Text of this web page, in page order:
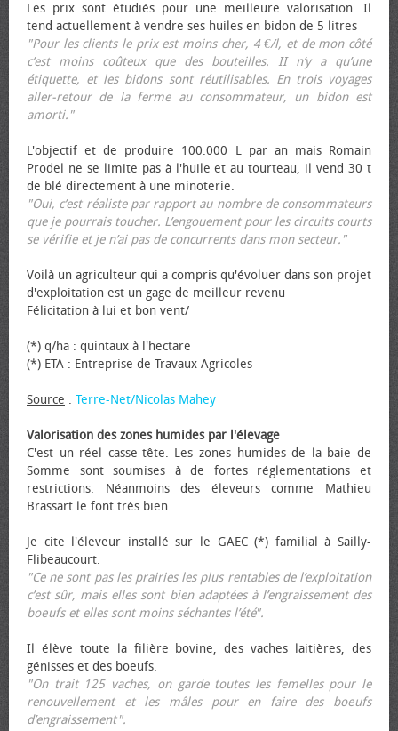
Les prix sont étudiés pour une meilleure valorisation. Il
tend actuellement à vendre ses huiles en bidon de 5 litres
"Pour les clients le prix est moins cher, 4 €/l, et de mon côté
c’est moins coûteux que des bouteilles. II n’y a qu’une
étiquette, et les bidons sont réutilisables. En trois voyages
aller-retour de la ferme au consommateur, un bidon est
amorti."
L'objectif et de produire 100.000 L par an mais Romain
Prodel ne se limite pas à l'huile et au tourteau, il vend 30 t
de blé directement à une minoterie.
"Oui, c’est réaliste par rapport au nombre de consommateurs
que je pourrais toucher. L’engouement pour les circuits courts
se vérifie et je n’ai pas de concurrents dans mon secteur."
Voilà un agriculteur qui a compris qu'évoluer dans son projet
d'exploitation est un gage de meilleur revenu
Félicitation à lui et bon vent/
(*) q/ha : quintaux à l'hectare
(*) ETA : Entreprise de Travaux Agricoles
Source : Terre-Net/Nicolas Mahey
Valorisation des zones humides par l'élevage
C'est un réel casse-tête. Les zones humides de la baie de
Somme sont soumises à de fortes réglementations et
restrictions. Néanmoins des éleveurs comme Mathieu
Brassart le font très bien.
Je cite l'éleveur installé sur le GAEC (*) familial à Sailly-
Flibeaucourt:
"Ce ne sont pas les prairies les plus rentables de l’exploitation
c’est sûr, mais elles sont bien adaptées à l’engraissement des
bœufs et elles sont moins séchantes l’été".
Il élève toute la filière bovine, des vaches laitières, des
génisses et des bœufs.
"On trait 125 vaches, on garde toutes les femelles pour le
renouvellement et les mâles pour en faire des bœufs
d’engraissement".